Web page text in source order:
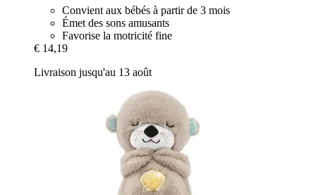
Convient aux bébés à partir de 3 mois
Émet des sons amusants
Favorise la motricité fine
€ 14,19
Livraison jusqu'au 13 août